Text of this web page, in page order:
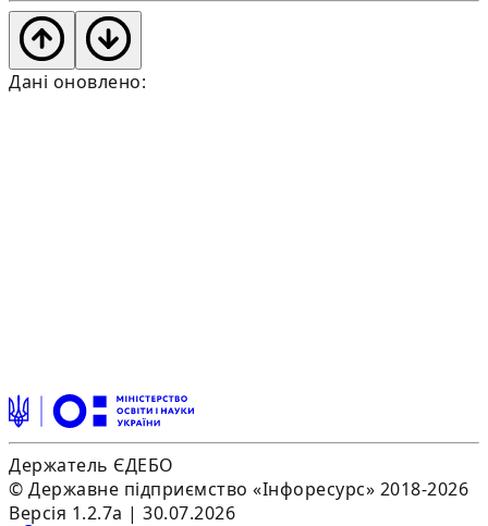
Дані оновлено:
Держатель ЄДЕБО
© Державне підприємство «Інфоресурс» 2018-2026
Версія 1.2.7a | 30.07.2026